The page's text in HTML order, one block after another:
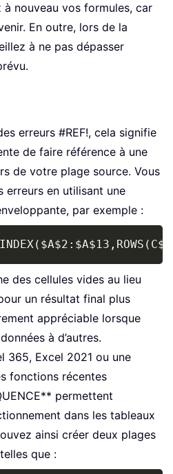
nouveau vos formules, car
En outre, lors de la
à ne pas dépasser
erreurs #REF!, cela signifie
de faire référence à une
de votre plage source. Vous
erreurs en utilisant une
par exemple :
Copy
des cellules vides au lieu
un résultat final plus
appréciable lorsque
à d’autres.
365, Excel 2021 ou une
fonctions récentes
permettent
dans les tableaux
ainsi créer deux plages
que :